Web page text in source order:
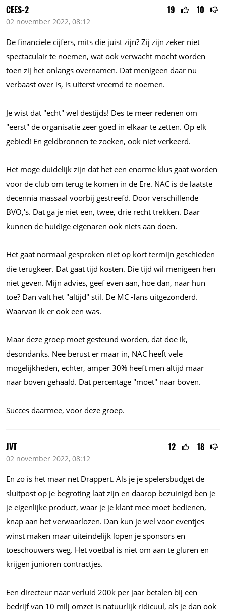
19 10
CEES-2
02 november 2022, 08:12
De financiele cijfers, mits die juist zijn? Zij zijn zeker niet
spectaculair te noemen, wat ook verwacht mocht worden
toen zij het onlangs overnamen. Dat menigeen daar nu
verbaast over is, is uiterst vreemd te noemen.
Je wist dat "echt" wel destijds! Des te meer redenen om
"eerst" de organisatie zeer goed in elkaar te zetten. Op elk
gebied! En geldbronnen te zoeken, ook niet verkeerd.
Het moge duidelijk zijn dat het een enorme klus gaat worden
voor de club om terug te komen in de Ere. NAC is de laatste
decennia massaal voorbij gestreefd. Door verschillende
BVO,'s. Dat ga je niet een, twee, drie recht trekken. Daar
kunnen de huidige eigenaren ook niets aan doen.
Het gaat normaal gesproken niet op kort termijn geschieden
die terugkeer. Dat gaat tijd kosten. Die tijd wil menigeen hen
niet geven. Mijn advies, geef even aan, hoe dan, naar hun
toe? Dan valt het "altijd" stil. De MC -fans uitgezonderd.
Waarvan ik er ook een was.
Maar deze groep moet gesteund worden, dat doe ik,
desondanks. Nee berust er maar in, NAC heeft vele
mogelijkheden, echter, amper 30% heeft men altijd maar
naar boven gehaald. Dat percentage "moet" naar boven.
Succes daarmee, voor deze groep.
12 18
JVT
02 november 2022, 08:12
En zo is het maar net Drappert. Als je je spelersbudget de
sluitpost op je begroting laat zijn en daarop bezuinigd ben je
je eigenlijke product, waar je je klant mee moet bedienen,
knap aan het verwaarlozen. Dan kun je wel voor eventjes
winst maken maar uiteindelijk lopen je sponsors en
toeschouwers weg. Het voetbal is niet om aan te gluren en
krijgen junioren contractjes.
Een directeur naar verluid 200k per jaar betalen bij een
bedrijf van 10 milj omzet is natuurlijk ridicuul, als je dan ook